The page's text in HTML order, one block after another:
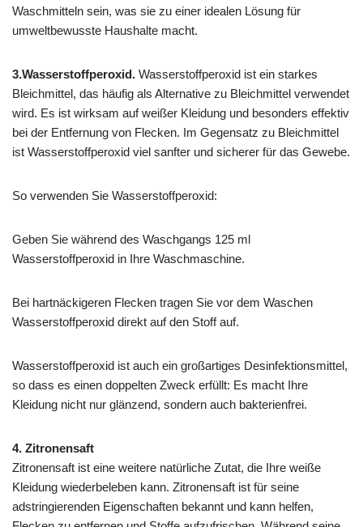
Waschmitteln sein, was sie zu einer idealen Lösung für
umweltbewusste Haushalte macht.
3.Wasserstoffperoxid. Wasserstoffperoxid ist ein starkes
Bleichmittel, das häufig als Alternative zu Bleichmittel verwendet
wird. Es ist wirksam auf weißer Kleidung und besonders effektiv
bei der Entfernung von Flecken. Im Gegensatz zu Bleichmittel
ist Wasserstoffperoxid viel sanfter und sicherer für das Gewebe.
So verwenden Sie Wasserstoffperoxid:
Geben Sie während des Waschgangs 125 ml
Wasserstoffperoxid in Ihre Waschmaschine.
Bei hartnäckigeren Flecken tragen Sie vor dem Waschen
Wasserstoffperoxid direkt auf den Stoff auf.
Wasserstoffperoxid ist auch ein großartiges Desinfektionsmittel,
so dass es einen doppelten Zweck erfüllt: Es macht Ihre
Kleidung nicht nur glänzend, sondern auch bakterienfrei.
4. Zitronensaft
Zitronensaft ist eine weitere natürliche Zutat, die Ihre weiße
Kleidung wiederbeleben kann. Zitronensaft ist für seine
adstringierenden Eigenschaften bekannt und kann helfen,